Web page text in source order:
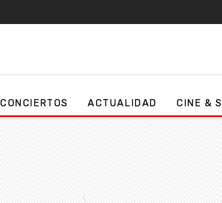
CONCIERTOS ACTUALIDAD CINE &